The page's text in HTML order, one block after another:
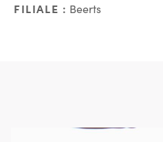
FILIALE : Beerts